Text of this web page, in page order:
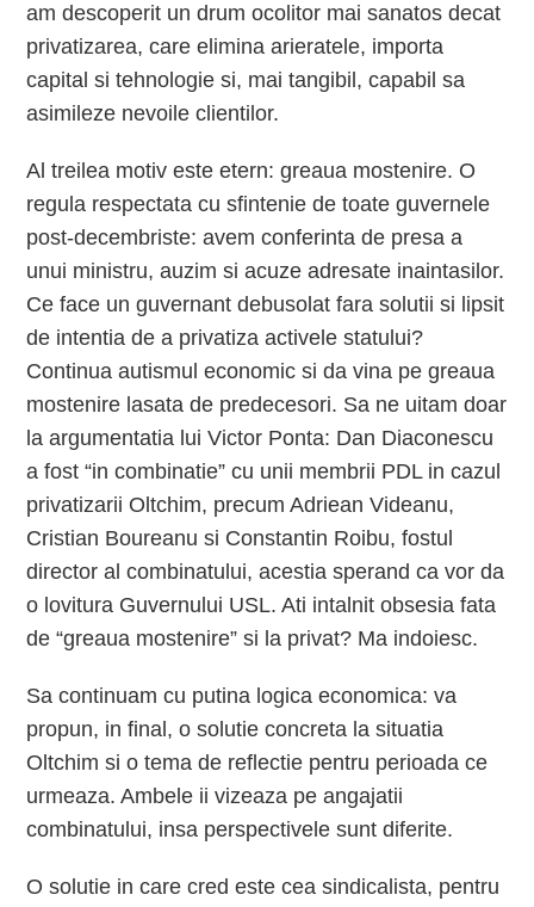
am descoperit un drum ocolitor mai sanatos decat
privatizarea, care elimina arieratele, importa
capital si tehnologie si, mai tangibil, capabil sa
asimileze nevoile clientilor.
Al treilea motiv este etern: greaua mostenire. O
regula respectata cu sfintenie de toate guvernele
post-decembriste: avem conferinta de presa a
unui ministru, auzim si acuze adresate inaintasilor.
Ce face un guvernant debusolat fara solutii si lipsit
de intentia de a privatiza activele statului?
Continua autismul economic si da vina pe greaua
mostenire lasata de predecesori. Sa ne uitam doar
la argumentatia lui Victor Ponta: Dan Diaconescu
a fost “in combinatie” cu unii membrii PDL in cazul
privatizarii Oltchim, precum Adriean Videanu,
Cristian Boureanu si Constantin Roibu, fostul
director al combinatului, acestia sperand ca vor da
o lovitura Guvernului USL. Ati intalnit obsesia fata
de “greaua mostenire” si la privat? Ma indoiesc.
Sa continuam cu putina logica economica: va
propun, in final, o solutie concreta la situatia
Oltchim si o tema de reflectie pentru perioada ce
urmeaza. Ambele ii vizeaza pe angajatii
combinatului, insa perspectivele sunt diferite.
O solutie in care cred este cea sindicalista, pentru